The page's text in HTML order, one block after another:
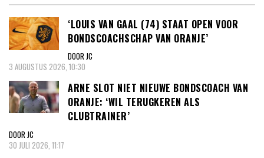
‘LOUIS VAN GAAL (74) STAAT OPEN VOOR
BONDSCOACHSCHAP VAN ORANJE’
DOOR JC
3 AUGUSTUS 2026, 10:30
ARNE SLOT NIET NIEUWE BONDSCOACH VAN
ORANJE: ‘WIL TERUGKEREN ALS
CLUBTRAINER’
DOOR JC
30 JULI 2026, 11:17